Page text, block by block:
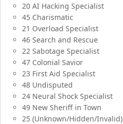
20 AI Hacking Specialist
45 Charismatic
21 Overload Specialist
46 Search and Rescue
22 Sabotage Specialist
47 Colonial Savior
23 First Aid Specialist
48 Undisputed
24 Neural Shock Specialist
49 New Sheriff in Town
25 (Unknown/Hidden/Invalid)